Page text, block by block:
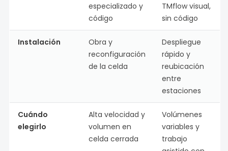
especializado y
código
TMflow visual,
sin código
Instalación
Obra y
reconfiguración
de la celda
Despliegue
rápido y
reubicación
entre
estaciones
Cuándo
elegirlo
Alta velocidad y
volumen en
celda cerrada
Volúmenes
variables y
trabajo